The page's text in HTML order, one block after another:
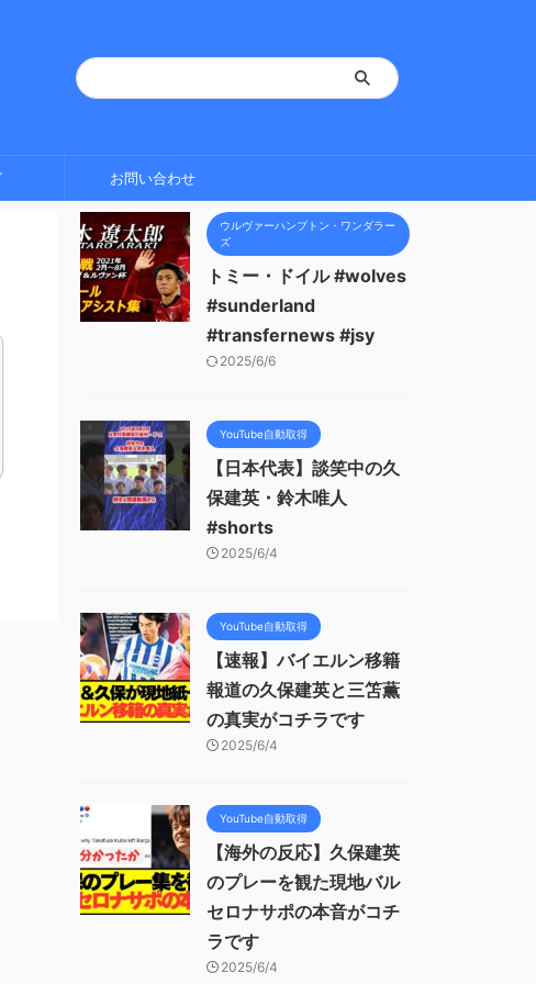
お問い合わせ
ウルヴァーハンプトン・ワンダラー
ズ
トミー・ドイル #wolves
#sunderland
#transfernews #jsy
2025/6/6
YouTube自動取得
【日本代表】談笑中の久
保建英・鈴木唯人
#shorts
2025/6/4
YouTube自動取得
【速報】バイエルン移籍
報道の久保建英と三笘薫
の真実がコチラです
2025/6/4
YouTube自動取得
【海外の反応】久保建英
のプレーを観た現地バル
セロナサポの本音がコチ
ラです
2025/6/4